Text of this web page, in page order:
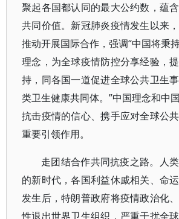
聚起各国都认同的最大公约数，蕴
共同价值。新冠肺炎疫情发生以来
推动开展国际合作，强调“中国将秉
理念，为全球疫情防控分享经验，
持，同各国一道促进全球公共卫生
类卫生健康共同体。”中国理念和中
抗击疫情的信心、携手应对全球公
重要引领作用。
走团结合作共同抗疫之路。人
的新时代，各国利益休戚相关、命
发生后，特朗普政府将疫情政治化
性退出世界卫生组织，严重干扰全